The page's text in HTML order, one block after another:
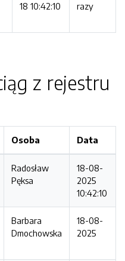
18 10:42:10
razy
z rejestru
Osoba Data
Radosław
Pęksa
18-08-
2025
10:42:10
Barbara
Dmochowska
18-08-
2025